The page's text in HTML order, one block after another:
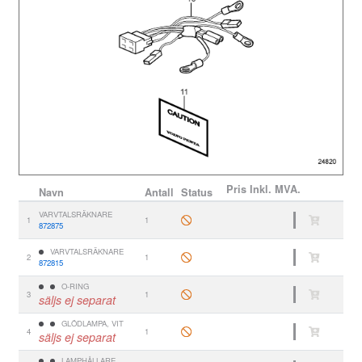
Navn Antall Status Pris Inkl. MVA.
1
VARVTALSRÄKNARE
872875
1
2
VARVTALSRÄKNARE
872815
1
3
O-RING
säljs ej separat 1
4
GLÖDLAMPA, VIT
säljs ej separat 1